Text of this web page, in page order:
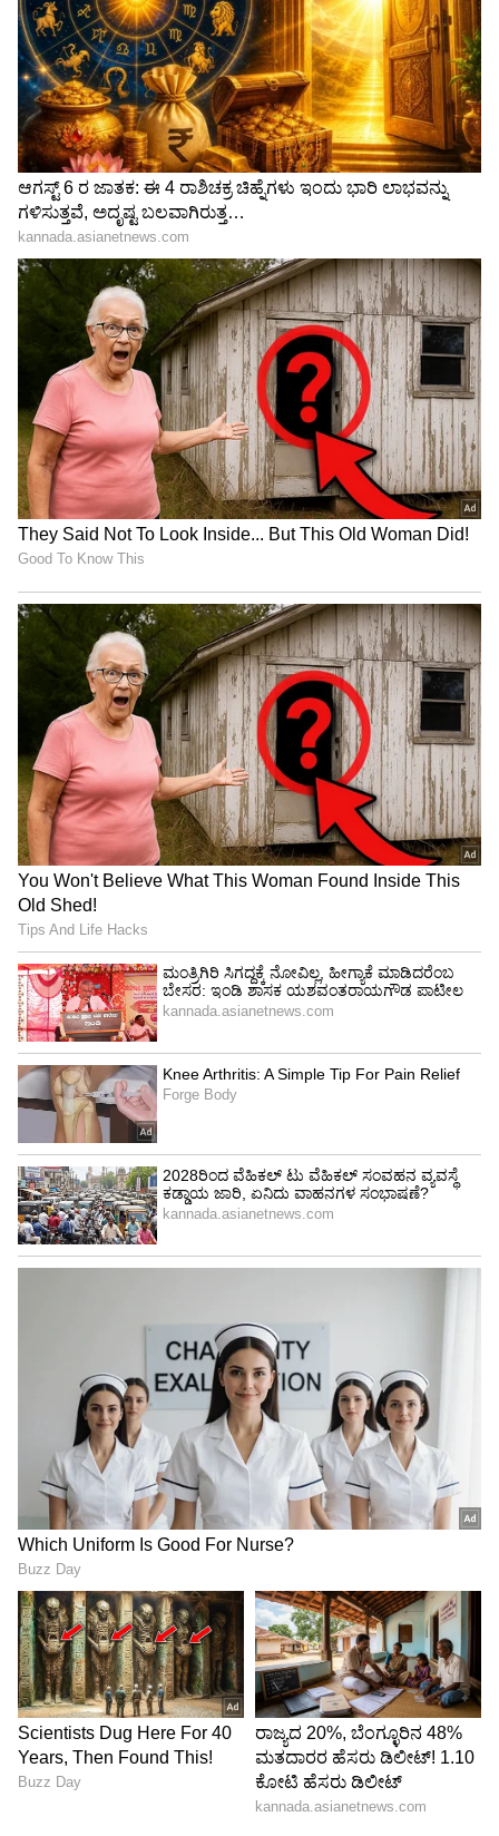
Chanakya Niti : ಸುಖ ಸಂಸಾರಕ್ಕೆ ಅದೂ ಬೇಕಂತೆ!
ಆಚಾರ್ಯ ಚಾಣಕ್ಯ ಏನ್‌ ಹೇಳ್ತಾರೆ ಕೇಳಿ
ಇವಳೇನು ಇಂಥ ಕೆಲಸ ಮಾಡುತ್ತಿರುವ ಮೊದಲಿಗಳಲ್ಲ.
2004ರಲ್ಲಿ ಪೋಲೆಂಡ್‌ನಲ್ಲಿ ನಡೆದ ಒಂದು ಲೈಂಗಿಕ
ಸಾಹಸದಲ್ಲಿ ಲಿಸಾ ಸ್ಪಾರ್ಕ್ಸ್ 919 ಪುರುಷರೊಂದಿಗೆ ಮಲಗಿ
ಉರುಳಾಡಿದ್ದಳು. ಇದು ಒಂದು ದಿನದಲ್ಲಿ ಅತಿ ಹೆಚ್ಚಿನ ಲೈಂಗಿಕ
ಪಾಲುದಾರರನ್ನು ಹೊಂದಿದ ಪ್ರಸ್ತುತ ವಿಶ್ವ ದಾಖಲೆ. ಇದನ್ನು
ಮುರಿಯುವ ಗುರಿಯನ್ನು ಫಿಲಿಪ್ಸ್ ಹೊಂದಿದ್ದಾಳೆ.
ಈ ಇವೆಂಟ್‌ ಅನ್ನು "ಓನ್ಲೀ ಫ್ಯಾನ್ಸ್‌ʼ ಎಂಬ ಫ್ಲ್ಯಾಟ್‌ಫಾರ್ಮ್‌
ಹೋಸ್ಟ್‌ ಮಾಡಿತ್ತು. ಇದರ ವಿಡಿಯೋಗಳೂ ಅದರ ಬಳಿಯೇ
ಇವೆ. ಇದು ಅದನ್ನು ಬೇರೆಯೇ ರೀತಿಯ ವ್ಯಾಪಾರಕ್ಕೆ
ಬಳಸುತ್ತದೆ. ಈ ವೇದಿಕೆ ಲಿಲಿಗೆ ಈ ಕೆಲಸಕ್ಕಾಗಿ 20 ಲಕ್ಷ
ಡಾಲರ್‌ ನೀಡಿದೆ. ಇದು ಸಣ್ಣ ಮೊತ್ತವಲ್ಲ. ಹೀಗಾಗಿಯೇ ಲಿಲಿ
ಈ ಸಾಹಸಕ್ಕೆ ಮುಂದಾಗಿದ್ದು. ಆದರೆ ಇದರಿಂದ ರೊಚ್ಚಿಗೆದ್ದ
ಕೆಲವರು "ಓನ್ಲಿ ಫ್ಯಾನ್ಸ್‌ ಅನ್ನು ಬ್ಯಾನ್‌ ಮಾಡಬೇಕು" ಎಂದು
ಗುಡುಗಿದ್ದಾರೆ.
ಹೊಟೇಲ್’ನಲ್ಲಿ ವೈಟರ್ ಆಗಿದ್ದಾಕೆ ಈಗ 100 ಕೋಟಿಯ
ಒಡತಿ… ಜಗತ್ಪ್ರಸಿದ್ಧ ಆಟಗಾರನ ಗರ್ಲ್ ಫ್ರೆಂಡ್!
"ರಾಜಕೀಯ ಬೇಡ, ಸಿನಿಮಾನೇ ಪ್ರಾಣ":
ಕನಕೋತ್ಸವದಲ್ಲಿ ರಿಷಬ್ ಶೆಟ್ಟಿ | Rishab
Shetty speech | Suvarna News
ಶೇ.50 ರಿಂದ ಶೇ.18 ಕ್ಕೆ TAX ಇಳಿಕೆ: ಮೋದಿ-
ಟ್ರಂಪ್ ಐತಿಹಾಸಿಕ ಒಪ್ಪಂದ | India US
Trade Deal | Party Rounds